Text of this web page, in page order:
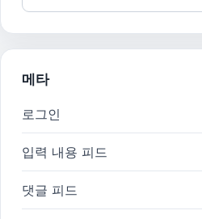
메타
로그인
입력 내용 피드
댓글 피드